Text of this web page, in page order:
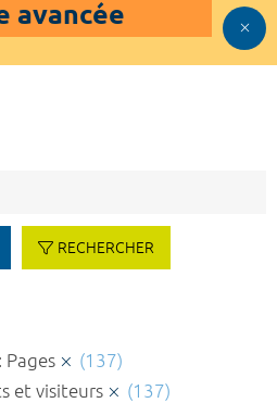
avancée
RECHERCHER
(137)
et visiteurs
(137)